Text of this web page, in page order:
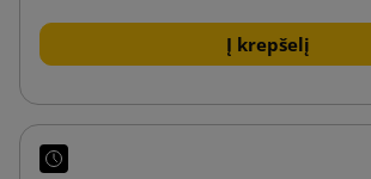
Į krepšelį